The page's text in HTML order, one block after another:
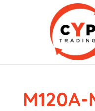
CYP Trading
Professionelle Ersatzteilbeschaffung
M120A-